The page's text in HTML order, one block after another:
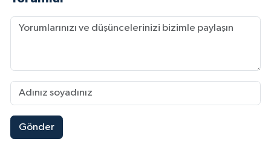
Gönder
08:12 |Gaziantep Nurdağı'nda 4.5 Büyüklüğünde